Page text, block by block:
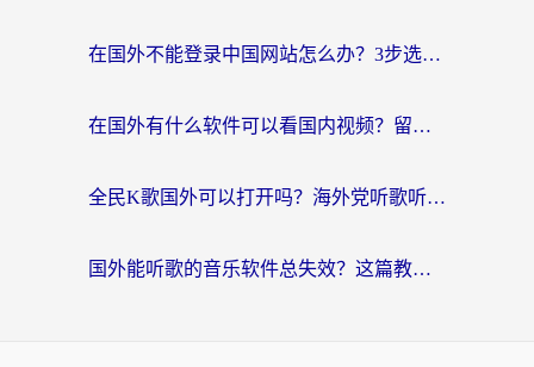
在国外不能登录中国网站怎么办？3步选对回国加速器，无缝刷剧、办业务
在国外有什么软件可以看国内视频？留学生亲测的追剧救星来了
全民K歌国外可以打开吗？海外党听歌听书无限制的实用指南
国外能听歌的音乐软件总失效？这篇教你怎么在海外流畅听网易云